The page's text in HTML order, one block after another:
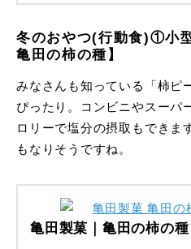
冬のおやつ(行動食)①小
亀田の柿の種】
みなさんも知っている「柿ピ
ぴったり。コンビニやスーパ
ロリーで塩分の摂取もできま
もなりそうですね。
亀田製菓｜亀田の柿の